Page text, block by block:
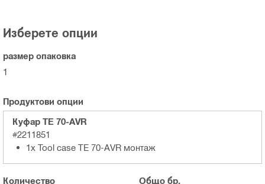
Изберете опции
размер опаковка
1
Продуктови опции
Куфар TE 70-AVR
#2211851
1x Tool case TE 70-AVR монтаж
Количество Общо бр.